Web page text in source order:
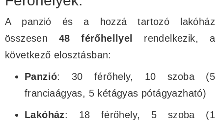
A panzió és a hozzá tartozó lakóház
összesen 48 férőhellyel
rendelkezik, a
következő elosztásban:
Panzió: 30 férőhely, 10 szoba (5
franciaágyas, 5 kétágyas pótágyazható)
Lakóház: 18 férőhely, 5 szoba (1